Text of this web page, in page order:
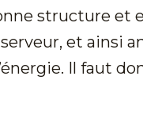
structure et
et ainsi
Il faut